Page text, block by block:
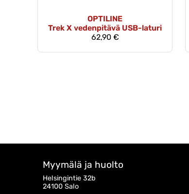
OPTILINE
Trek X vedenpitävä USB-laturi
62,90 €
Myymälä ja huolto
Helsingintie 32b
24100 Salo